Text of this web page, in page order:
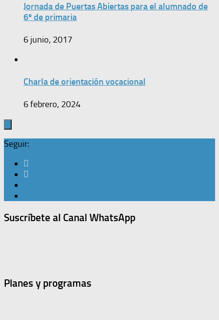
Jornada de Puertas Abiertas para el alumnado de
6º de primaria
6 junio, 2017
Charla de orientación vocacional
6 febrero, 2024
Seguir:
Suscríbete al Canal WhatsApp
Planes y programas